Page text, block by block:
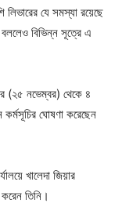
লিভারের যে সমস্যা রয়েছে
বিভিন্ন সূত্রে এ
(২৫ নভেম্বর) থেকে ৪
কর্মসূচির ঘোষণা করেছেন
খালেদা জিয়ার
তিনি।